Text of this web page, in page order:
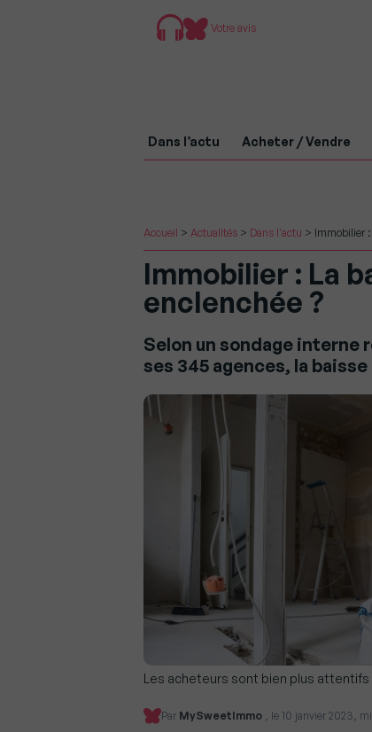
Votre avis
Dans l’actu Acheter / Vendre
Accueil > Actualités > Dans l'actu > Immobilier :
Immobilier : La
enclenchée ?
Selon un sondage interne
ses 345 agences, la
Les acheteurs sont bien plus attentifs
Par MySweetImmo , le 10 janvier 2023,